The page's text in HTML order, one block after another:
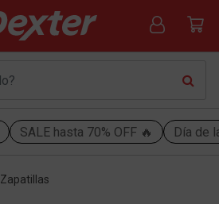
SALE hasta 70% OFF 🔥 Día de
Zapatillas